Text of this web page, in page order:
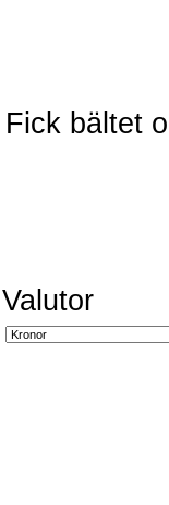
Fick bältet
Valutor